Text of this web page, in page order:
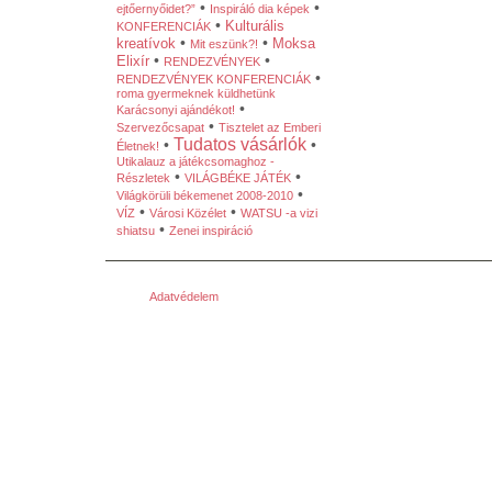
ejtőernyőidet?” • Inspiráló dia képek •
KONFERENCIÁK • Kulturális
kreatívok • Mit eszünk?! • Moksa
Elixír • RENDEZVÉNYEK •
RENDEZVÉNYEK KONFERENCIÁK •
roma gyermeknek küldhetünk
Karácsonyi ajándékot! •
Szervezőcsapat • Tisztelet az Emberi
Életnek! • Tudatos vásárlók •
Utikalauz a játékcsomaghoz -
Részletek • VILÁGBÉKE JÁTÉK •
Világkörüli békemenet 2008-2010 •
VÍZ • Városi Közélet • WATSU -a vizi
shiatsu • Zenei inspiráció
Adatvédelem